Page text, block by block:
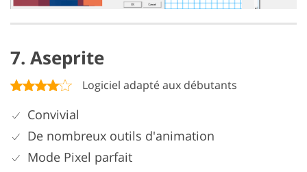
7. Aseprite
Logiciel adapté aux débutants
Convivial
De nombreux outils d'animation
Mode Pixel parfait